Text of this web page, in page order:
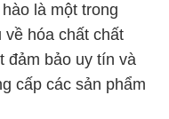
là một trong
về hóa chất chất
đảm bảo uy tín và
cấp các sản phẩm